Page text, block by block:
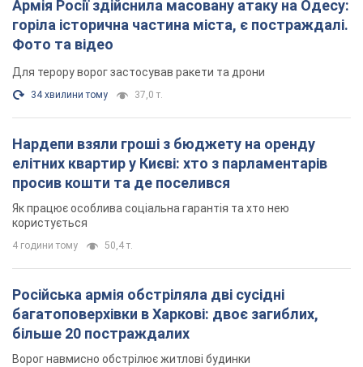
Армія Росії здійснила масовану атаку на Одесу:
горіла історична частина міста, є постраждалі.
Фото та відео
Для терору ворог застосував ракети та дрони
34 хвилини тому 37,0 т.
Нардепи взяли гроші з бюджету на оренду
елітних квартир у Києві: хто з парламентарів
просив кошти та де поселився
Як працює особлива соціальна гарантія та хто нею
користується
4 години тому 50,4 т.
Російська армія обстріляла дві сусідні
багатоповерхівки в Харкові: двоє загиблих,
більше 20 постраждалих
Ворог навмисно обстрілює житлові будинки